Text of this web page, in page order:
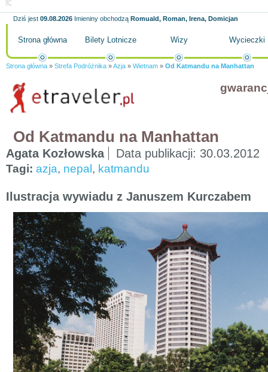
Dziś jest 09.08.2026 Imieniny obchodzą Romuald, Roman, Irena, Domicjan
Strona główna Bilety Lotnicze Wizy Wycieczki
Strona główna » Strefa Podróżnika »Azja » Wietnam » Od Katmandu na Manhattan
Od Katmandu na Manhattan
Agata Kozłowska Data publikacji: 30.03.2012
Tagi: azja, nepal , katmandu
Ilustracja wywiadu z Januszem Kurczabem